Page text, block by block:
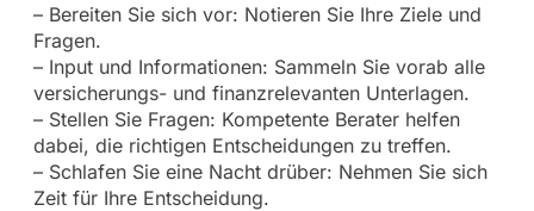
– Bereiten Sie sich vor: Notieren Sie Ihre Ziele und
Fragen.
– Input und Informationen: Sammeln Sie vorab alle
versicherungs- und finanzrelevanten Unterlagen.
– Stellen Sie Fragen: Kompetente Berater helfen
dabei, die richtigen Entscheidungen zu treffen.
– Schlafen Sie eine Nacht drüber: Nehmen Sie sich
Zeit für Ihre Entscheidung.